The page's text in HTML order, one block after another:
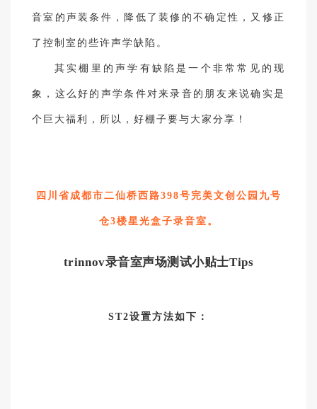
音室的声装条件，降低了装修的不确定性，又修正
了控制室的些许声学缺陷。
其实棚里的声学有缺陷是一个非常常见的现
象，这么好的声学条件对来录音的朋友来说确实是
个巨大福利，所以，好棚子要与大家分享！
四川省成都市二仙桥西路398号完美文创公园九号
仓3楼星光盒子录音室。
trinnov录音室声场测试小贴士Tips
ST2设置方法如下：